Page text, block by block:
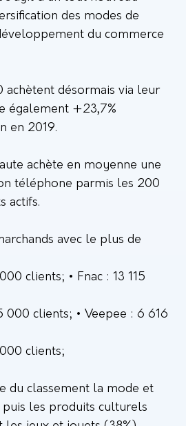
des modes de
du commerce
achètent désormais via leur
également +23,7%
en 2019.
achète en moyenne une
téléphone parmis les 200
actifs.
avec le plus de
clients; • Fnac : 13 115
000 clients; • Veepee : 6 616
clients;
du classement la mode et
les produits culturels